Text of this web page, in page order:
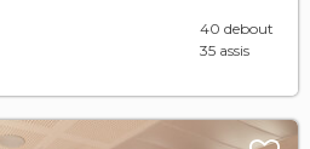
40 debout
35 assis